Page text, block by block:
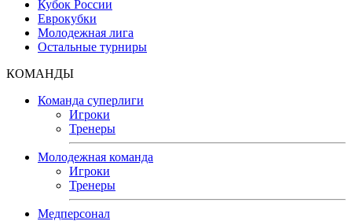
Кубок России
Еврокубки
Молодежная лига
Остальные турниры
КОМАНДЫ
Команда суперлиги
Игроки
Тренеры
Молодежная команда
Игроки
Тренеры
Медперсонал